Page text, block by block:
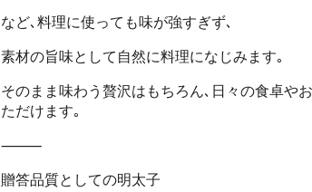
など､料理に使っても味が強すぎず､
素材の旨味として自然に料理になじみます｡
そのまま味わう贅沢はもちろん､ 日々の食卓や
ただけます｡
⸻
贈答品質としての明太子